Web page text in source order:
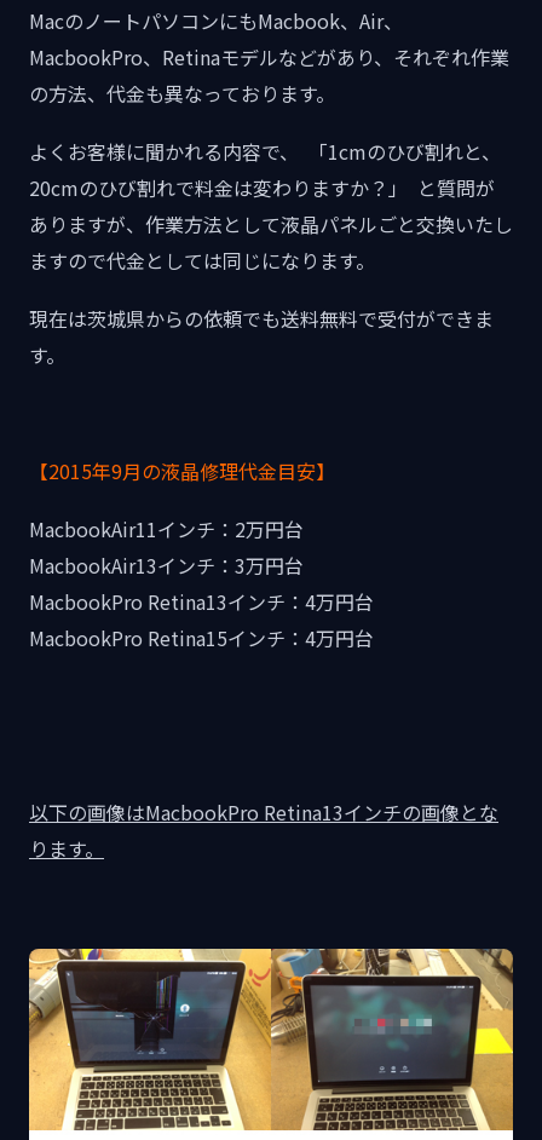
MacのノートパソコンにもMacbook、Air、
MacbookPro、Retinaモデルなどがあり、それぞれ作業
の方法、代金も異なっております。
よくお客様に聞かれる内容で、 「1cmのひび割れと、
20cmのひび割れで料金は変わりますか？」 と質問が
ありますが、作業方法として液晶パネルごと交換いたし
ますので代金としては同じになります。
現在は茨城県からの依頼でも送料無料で受付ができま
す。
【2015年9月の液晶修理代金目安】
MacbookAir11インチ：2万円台
MacbookAir13インチ：3万円台
MacbookPro Retina13インチ：4万円台
MacbookPro Retina15インチ：4万円台
以下の画像はMacbookPro Retina13インチの画像とな
ります。